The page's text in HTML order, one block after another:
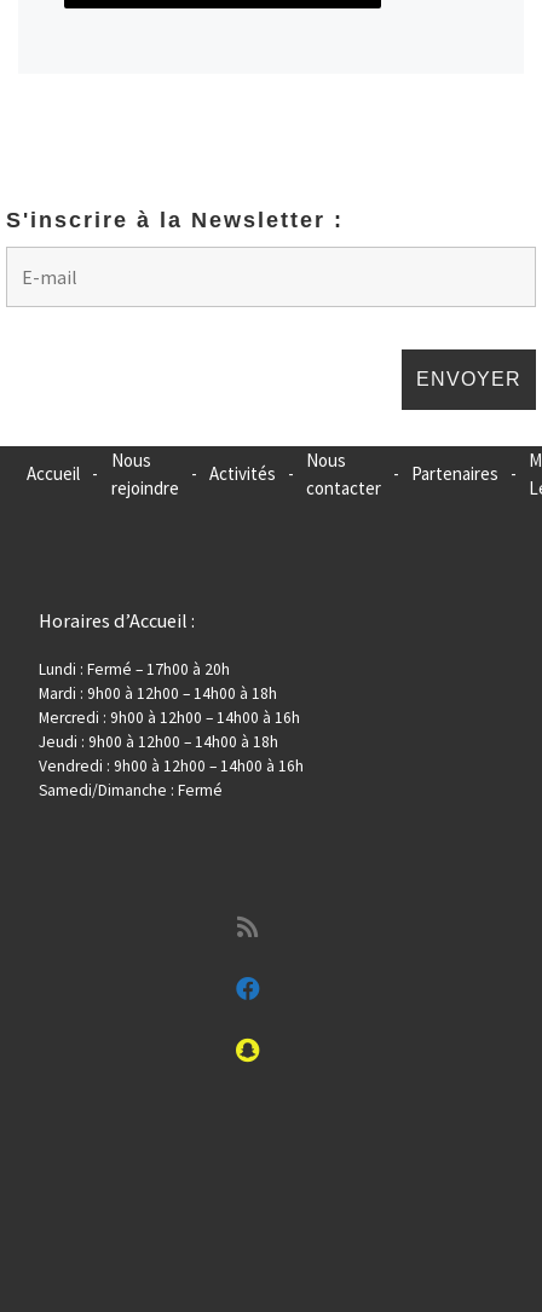
S'inscrire à la Newsletter :
Accueil -
Nous
rejoindre
- Activités -
Nous
contacter
- Partenaires -
Horaires d’Accueil :
Lundi : Fermé – 17h00 à 20h
Mardi : 9h00 à 12h00 – 14h00 à 18h
Mercredi : 9h00 à 12h00 – 14h00 à 16h
Jeudi : 9h00 à 12h00 – 14h00 à 18h
Vendredi : 9h00 à 12h00 – 14h00 à 16h
Samedi/Dimanche : Fermé